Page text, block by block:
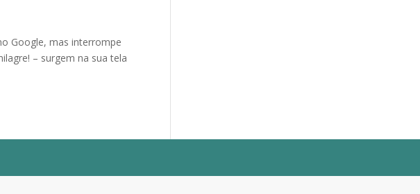
Google, mas interrompe
– surgem na sua tela